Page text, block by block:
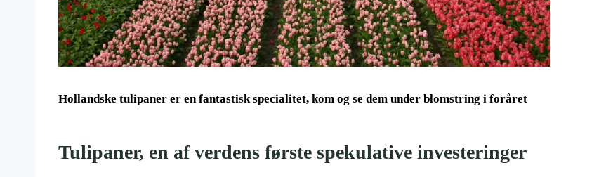
Hollandske tulipaner er en fantastisk specialitet, kom og se dem under blomstring i foråret
Tulipaner, en af verdens første spekulative investeringer